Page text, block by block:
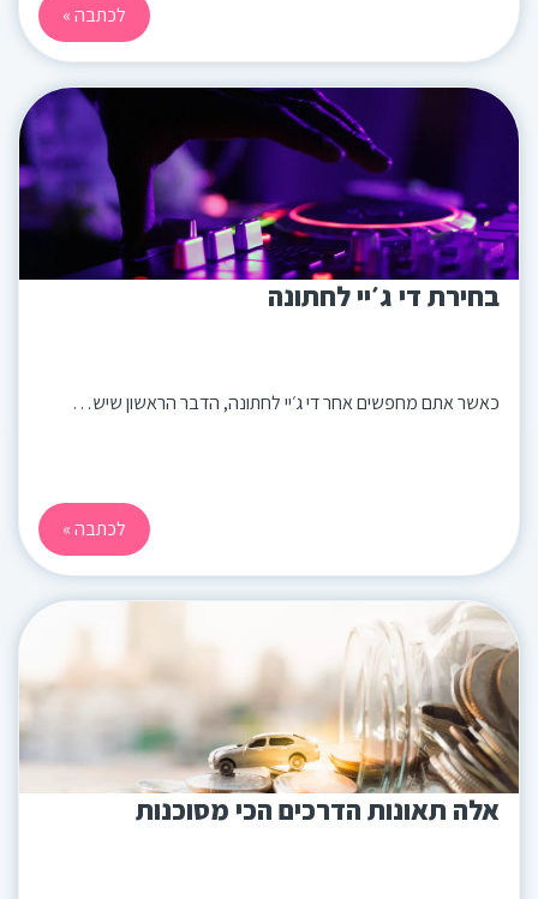
לכתבה »
בחירת די ג׳יי לחתונה
כאשר אתם מחפשים אחר די ג׳יי לחתונה, הדבר הראשון שיש…
לכתבה »
אלה תאונות הדרכים הכי מסוכנות